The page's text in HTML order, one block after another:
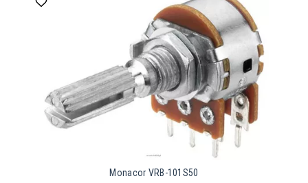
Monacor VRB-101S50